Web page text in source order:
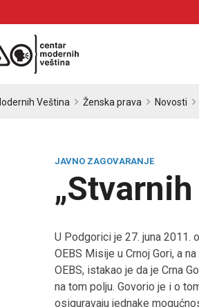
Veština Ženska prava Novosti
JAVNO ZAGOVARANJE
U Podgorici je 27. juna 2011.
OEBS Misije u Crnoj Gori, a
OEBS, istakao je da je Crna
na tom polju. Govorio je i o
osiguravaju jednake